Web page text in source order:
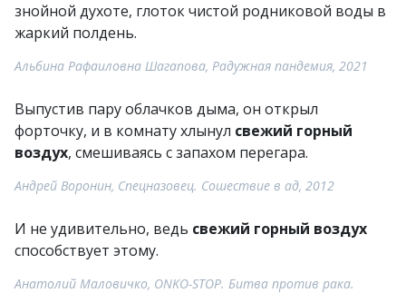
знойной духоте, глоток чистой родниковой воды в
жаркий полдень.
Альбина Рафаиловна Шагапова, Радужная пандемия, 2021
Выпустив пару облачков дыма, он открыл
форточку, и в комнату хлынул свежий горный
воздух, смешиваясь с запахом перегара.
Андрей Воронин, Спецназовец. Сошествие в ад, 2012
И не удивительно, ведь свежий горный воздух
способствует этому.
Анатолий Маловичко, ONKO-STOP. Битва против рака.